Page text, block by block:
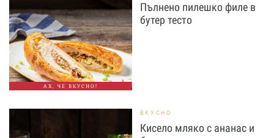
АХ, ЧЕ ВКУСНО!
Пълнено пилешко филе в
бутер тесто
ВКУСНО
Кисело мляко с ананас и